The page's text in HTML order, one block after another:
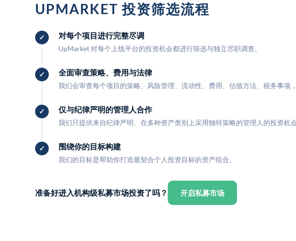
UPMARKET 投资筛选流程
对每个项目进行完整尽调
UpMarket 对每个上线平台的投资机会都进行筛选与独立尽职调查。
全面审查策略、费用与法律
我们会审查每个项目的策略、风险管理、流动性、费用、估值方法、税务事项
仅与纪律严明的管理人合作
我们只提供来自纪律严明、在多种资产类别上采用独特策略的管理人的投资机会
围绕你的目标构建
我们的目标是帮助你打造最契合个人投资目标的资产组合。
准备好进入机构级私募市场投资了吗？ 开启私募市场